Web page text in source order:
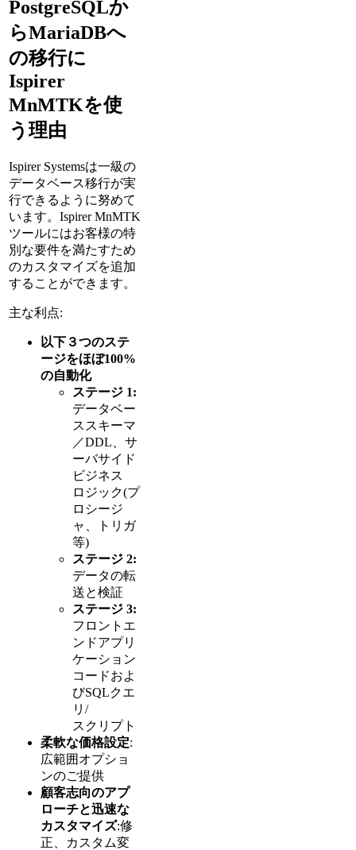
PostgreSQLか
らMariaDBへ
の移行に
Ispirer
MnMTKを使
う理由
Ispirer Systemsは一級の
データベース移行が実
行できるように努めて
います。Ispirer MnMTK
ツールにはお客様の特
別な要件を満たすため
のカスタマイズを追加
することができます。
主な利点:
以下３つのステ
ージをほぼ100%
の自動化
ステージ 1:
データベー
ススキーマ
／DDL、サ
ーバサイド
ビジネス
ロジック(プ
ロシージ
ャ、トリガ
等)
ステージ 2:
データの転
送と検証
ステージ 3:
フロントエ
ンドアプリ
ケーション
コードおよ
びSQLクエ
リ/
スクリプト
柔軟な価格設定:
広範囲オプショ
ンのご提供
顧客志向のアプ
ローチと迅速な
カスタマイズ:修
正、カスタム変